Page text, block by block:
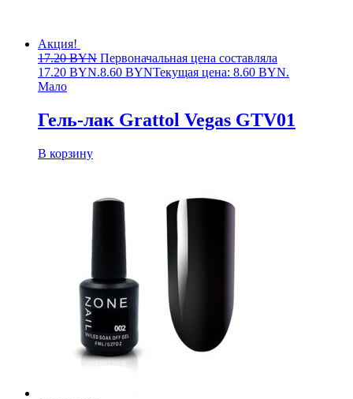
Акция!
17.20BYN Первоначальная цена составляла
17.20 BYN.8.60 BYNТекущая цена: 8.60 BYN.
Мало
Гель-лак Grattol Vegas GTV01
В корзину